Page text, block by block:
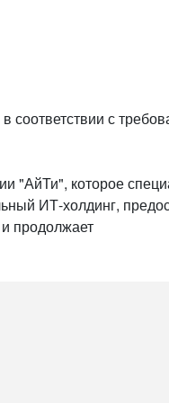
с
"АйТи", которое
ИТ-холдинг,
продолжает